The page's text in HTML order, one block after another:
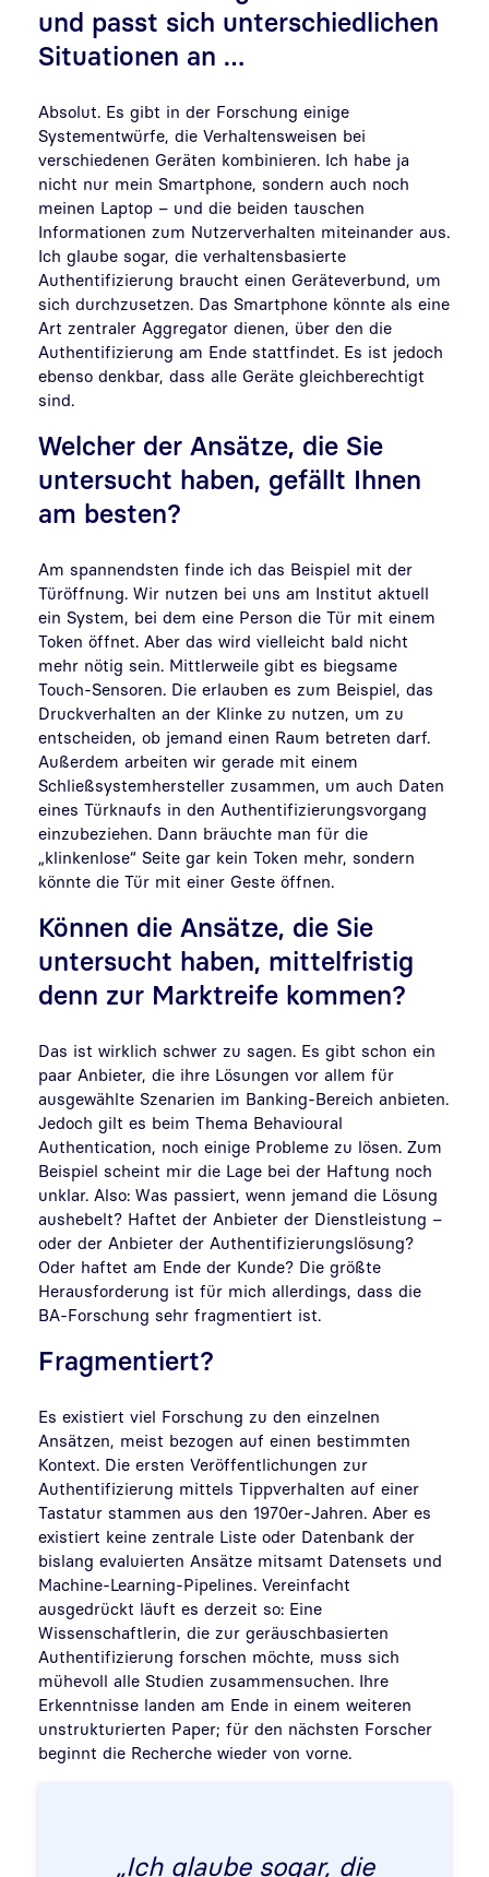
und passt sich unterschiedlichen
Situationen an …
Absolut. Es gibt in der Forschung einige
Systementwürfe, die Verhaltensweisen bei
verschiedenen Geräten kombinieren. Ich habe ja
nicht nur mein Smartphone, sondern auch noch
meinen Laptop – und die beiden tauschen
Informationen zum Nutzerverhalten miteinander aus.
Ich glaube sogar, die verhaltensbasierte
Authentifizierung braucht einen Geräteverbund, um
sich durchzusetzen. Das Smartphone könnte als eine
Art zentraler Aggregator dienen, über den die
Authentifizierung am Ende stattfindet. Es ist jedoch
ebenso denkbar, dass alle Geräte gleichberechtigt
sind.
Welcher der Ansätze, die Sie
untersucht haben, gefällt Ihnen
am besten?
Am spannendsten finde ich das Beispiel mit der
Türöffnung. Wir nutzen bei uns am Institut aktuell
ein System, bei dem eine Person die Tür mit einem
Token öffnet. Aber das wird vielleicht bald nicht
mehr nötig sein. Mittlerweile gibt es biegsame
Touch-Sensoren. Die erlauben es zum Beispiel, das
Druckverhalten an der Klinke zu nutzen, um zu
entscheiden, ob jemand einen Raum betreten darf.
Außerdem arbeiten wir gerade mit einem
Schließsystemhersteller zusammen, um auch Daten
eines Türknaufs in den Authentifizierungsvorgang
einzubeziehen. Dann bräuchte man für die
„klinkenlose“ Seite gar kein Token mehr, sondern
könnte die Tür mit einer Geste öffnen.
Können die Ansätze, die Sie
untersucht haben, mittelfristig
denn zur Marktreife kommen?
Das ist wirklich schwer zu sagen. Es gibt schon ein
paar Anbieter, die ihre Lösungen vor allem für
ausgewählte Szenarien im Banking-Bereich anbieten.
Jedoch gilt es beim Thema Behavioural
Authentication, noch einige Probleme zu lösen. Zum
Beispiel scheint mir die Lage bei der Haftung noch
unklar. Also: Was passiert, wenn jemand die Lösung
aushebelt? Haftet der Anbieter der Dienstleistung –
oder der Anbieter der Authentifizierungslösung?
Oder haftet am Ende der Kunde? Die größte
Herausforderung ist für mich allerdings, dass die
BA-Forschung sehr fragmentiert ist.
Fragmentiert?
Es existiert viel Forschung zu den einzelnen
Ansätzen, meist bezogen auf einen bestimmten
Kontext. Die ersten Veröffentlichungen zur
Authentifizierung mittels Tippverhalten auf einer
Tastatur stammen aus den 1970er-Jahren. Aber es
existiert keine zentrale Liste oder Datenbank der
bislang evaluierten Ansätze mitsamt Datensets und
Machine-Learning-Pipelines. Vereinfacht
ausgedrückt läuft es derzeit so: Eine
Wissenschaftlerin, die zur geräuschbasierten
Authentifizierung forschen möchte, muss sich
mühevoll alle Studien zusammensuchen. Ihre
Erkenntnisse landen am Ende in einem weiteren
unstrukturierten Paper; für den nächsten Forscher
beginnt die Recherche wieder von vorne.
„Ich glaube sogar, die